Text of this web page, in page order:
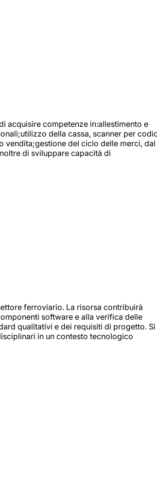
acquisire competenze in:allestimento e
della cassa, scanner per
vendita;gestione del ciclo delle merci, dal
di sviluppare capacità di
ferroviario. La risorsa contribuirà
software e alla verifica delle
qualitativi e dei requisiti di progetto. Si
in un contesto tecnologico